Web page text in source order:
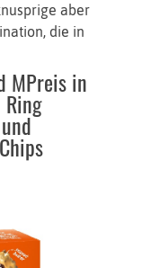
aber
die in
MPreis in